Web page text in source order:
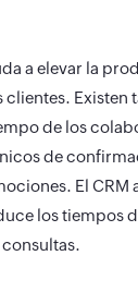
a elevar la
clientes. Existen
de los
de
El CRM
los tiempos